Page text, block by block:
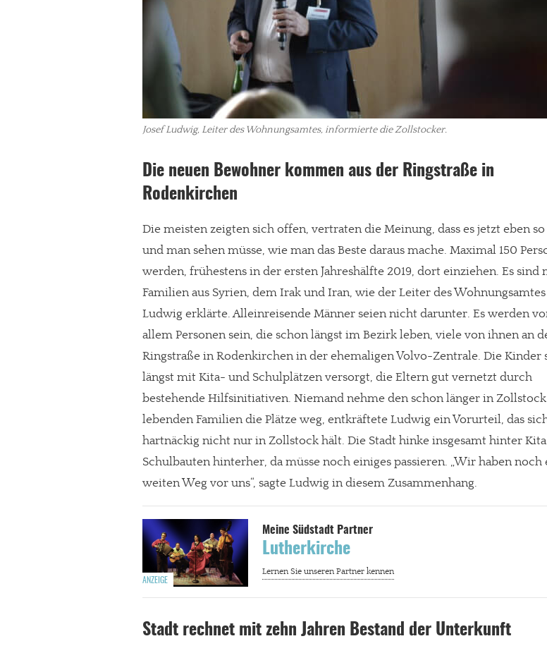
In eigener Sache
Dir gefällt unsere Arbeit?
meinesuedstadt.de finanziert sich durch Partnerprofile und Werbung. Beide
Solltest Du unsere unabhängige Berichterstattung schätzen, kannst Du uns mit einer
Paypal - danke@meinesuedstadt.de
Josef Ludwig, Leiter des Wohnungsamtes, informierte die Zollstocker.
Die neuen Bewohner kommen aus der Ringstraße in
Rodenkirchen
Die meisten zeigten sich offen, vertraten die Meinung, dass es jetzt eben so
und man sehen müsse, wie man das Beste daraus mache. Maximal 150
werden, frühestens in der ersten Jahreshälfte 2019, dort einziehen. Es sind
Familien aus Syrien, dem Irak und Iran, wie der Leiter des Wohnungsamtes
Ludwig erklärte. Alleinreisende Männer seien nicht darunter. Es werden
allem Personen sein, die schon längst im Bezirk leben, viele von ihnen an
Ringstraße in Rodenkirchen in der ehemaligen Volvo-Zentrale. Die Kinder
längst mit Kita- und Schulplätzen versorgt, die Eltern gut vernetzt durch
bestehende Hilfsinitiativen. Niemand nehme den schon länger in Zollstock
lebenden Familien die Plätze weg, entkräftete Ludwig ein Vorurteil, das
hartnäckig nicht nur in Zollstock hält. Die Stadt hinke insgesamt hinter
Schulbauten hinterher, da müsse noch einiges passieren. „Wir haben noch
weiten Weg vor uns“, sagte Ludwig in diesem Zusammenhang.
Lutherkirche
Stadt rechnet mit zehn Jahren Bestand der Unterkunft